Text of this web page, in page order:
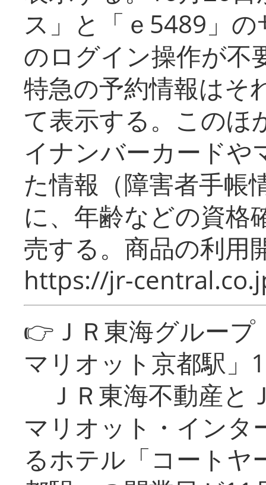
ス」と「ｅ5489」
のログイン操作が不
特急の予約情報はそ
て表示する。このほ
イナンバーカードや
た情報（障害者手帳
に、年齢などの資格
売する。商品の利用
https://jr-
👉ＪＲ東海グルー
マリオット京都駅」
ＪＲ東海不動産と
マリオット・インタ
るホテル「コートヤ